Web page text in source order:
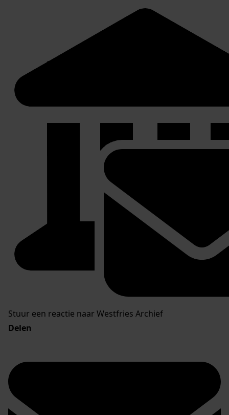
Stuur een reactie naar Westfries Archief
Delen